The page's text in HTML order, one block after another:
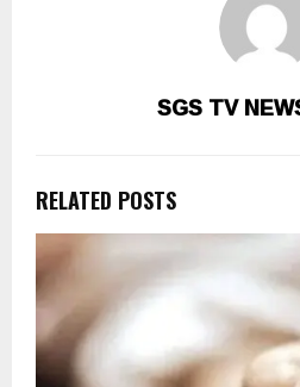
SGS TV
RELATED POSTS